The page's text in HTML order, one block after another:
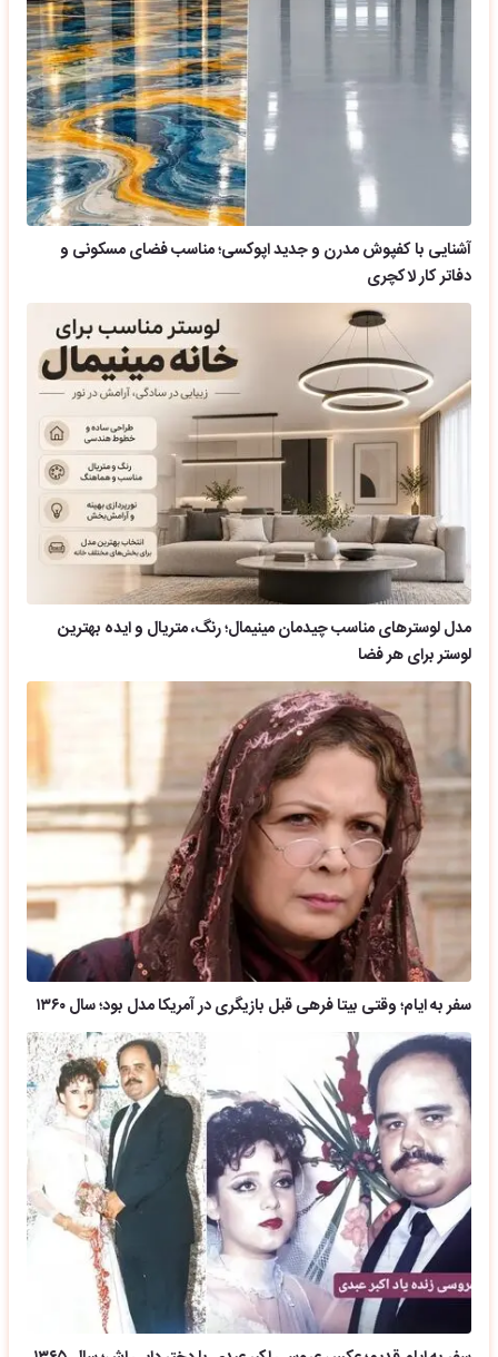
آشنایی با کفپوش مدرن و جدید اپوکسی؛ مناسب فضای مسکونی و
دفاتر کار لاکچری
مدل لوسترهای مناسب چیدمان مینیمال؛ رنگ، متریال و ایده بهترین
لوستر برای هر فضا
سفر به ایام؛ وقتی بیتا فرهی قبل بازیگری در آمریکا مدل بود؛ سال ۱۳۶۰